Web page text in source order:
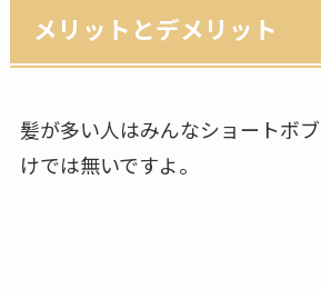
メリットとデメリット
髪が多い人はみんなショートボ
けでは無いですよ。